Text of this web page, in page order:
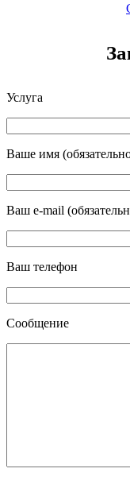
Услуга
Ваше имя
Ваш e-mail
Ваш телефон
Сообщение